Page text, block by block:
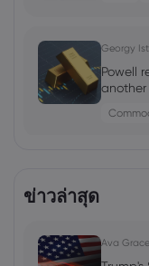
Georgy
Powell
another
Fed
ข่าวล่าสุด
Ava Grace